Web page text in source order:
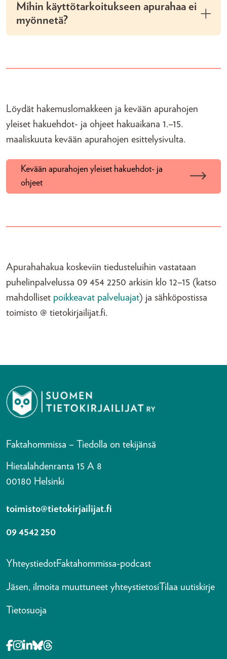
Mihin käyttötarkoitukseen apurahaa ei
myönnetä?
Löydät hakemuslomakkeen ja kevään apurahojen
yleiset hakuehdot- ja ohjeet hakuaikana 1.–15.
maaliskuuta kevään apurahojen esittelysivulta.
Kevään apurahojen yleiset hakuehdot- ja
ohjeet
Apurahahakua koskeviin tiedusteluihin vastataan
puhelinpalvelussa 09 454 2250 arkisin klo 12–15 (katso
mahdolliset poikkeavat palveluajat) ja sähköpostissa
toimisto @ tietokirjailijat.fi.
Faktahommissa – Tiedolla on tekijänsä
Hietalahdenranta 15 A 8
00180 Helsinki
toimisto@tietokirjailijat.fi
09 4542 250
YhteystiedotFaktahommissa-podcast
Jäsen, ilmoita muuttuneet yhteystietosi Tilaa uutiskirje
Tietosuoja
Opens in a new tab Facebook-f
Opens in a new tab Instagram
Opens in a new tab Linkedin-in
Opens in a new tab Bluesky